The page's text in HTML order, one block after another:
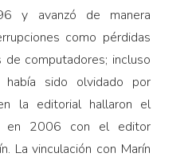
y avanzó de manera
como pérdidas
computadores; incluso
sido olvidado por
la editorial hallaron el
en 2006 con el editor
La vinculación con Marín